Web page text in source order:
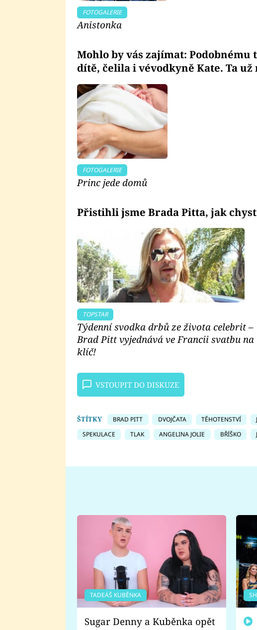
FOTOGALERIE
Anistonka
Mohlo by vás zajímat:
dítě, čelila i vévodkyně Kate. Ta
FOTOGALERIE
Princ jede domů
Přistihli jsme Brada Pitta, jak
TOPSTAR
Týdenní svodka drbů ze života celebrit –
Brad Pitt vyjednává ve Francii svatbu na
klíč!
VSTOUPIT DO DISKUZE
ŠTÍTKY BRAD PITT DVOJČATA TĚHOTENSTVÍ
SPEKULACE
TLAK ANGELINA JOLIE BŘÍŠKO
TADEÁŠ KUBĚNKA
Sugar Denny a Kuběnka opět